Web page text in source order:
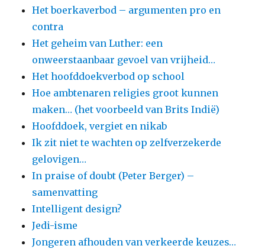
Het boerkaverbod – argumenten pro en
contra
Het geheim van Luther: een
onweerstaanbaar gevoel van vrijheid…
Het hoofddoekverbod op school
Hoe ambtenaren religies groot kunnen
maken… (het voorbeeld van Brits Indië)
Hoofddoek, vergiet en nikab
Ik zit niet te wachten op zelfverzekerde
gelovigen…
In praise of doubt (Peter Berger) –
samenvatting
Intelligent design?
Jedi-isme
Jongeren afhouden van verkeerde keuzes…